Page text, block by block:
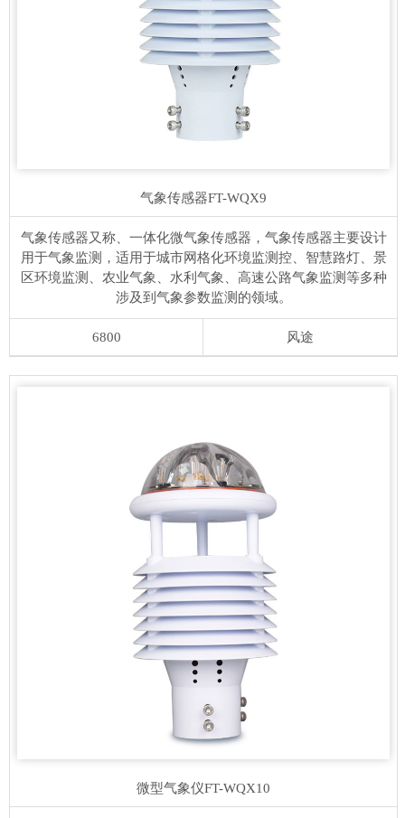
气象传感器FT-WQX9
气象传感器又称、一体化微气象传感器，气象传感器主要设计
用于气象监测，适用于城市网格化环境监测控、智慧路灯、景
区环境监测、农业气象、水利气象、高速公路气象监测等多种
涉及到气象参数监测的领域。
6800 风途
微型气象仪FT-WQX10